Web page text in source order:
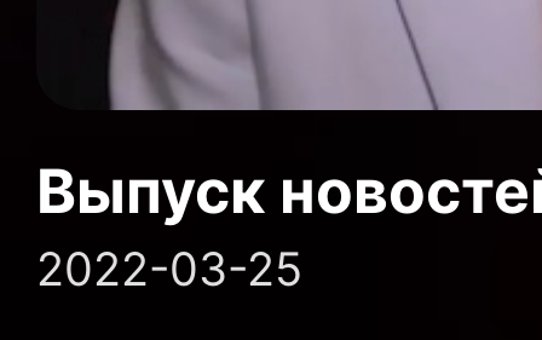
Выпуск
2022-03-25